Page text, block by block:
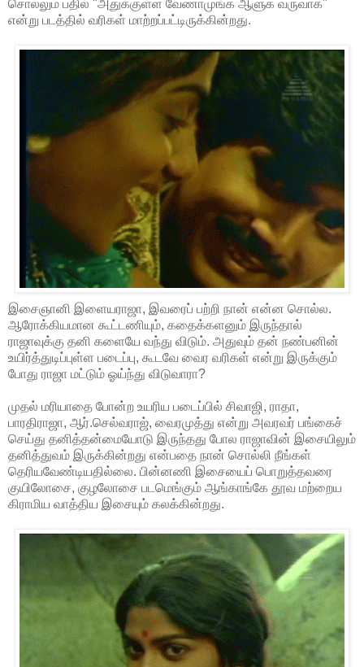
சொல்லும் பதில் "அதுக்குள்ள வேணாமுங்க ஆளுக வருவாக"
என்று படத்தில் வரிகள் மாற்றப்பட்டிருக்கின்றது.
இசைஞானி இளையராஜா, இவரைப் பற்றி நான் என்ன சொல்ல.
ஆரோக்கியமான கூட்டணியும், கதைக்களனும் இருந்தால்
ராஜாவுக்கு தனி களையே வந்து விடும். அதுவும் தன் நண்பனின்
உயிர்த்துடிப்புள்ள படைப்பு, கூடவே வைர வரிகள் என்று இருக்கும்
போது ராஜா மட்டும் ஓய்ந்து விடுவாரா?
முதல் மரியாதை போன்ற உயரிய படைப்பில் சிவாஜி, ராதா,
பாரதிராஜா, ஆர்.செல்வராஜ், வைரமுத்து என்று அவரவர் பங்கைச்
செய்து தனித்தன்மையோடு இருந்தது போல ராஜாவின் இசையிலும்
தனித்துவம் இருக்கின்றது என்பதை நான் சொல்லி நீங்கள்
தெரியவேண்டியதில்லை. பின்னணி இசையைப் பொறுத்தவரை
குயிலோசை, குழலோசை படமெங்கும் ஆங்காங்கே தூவ மற்றைய
கிராமிய வாத்திய இசையும் கலக்கின்றது.